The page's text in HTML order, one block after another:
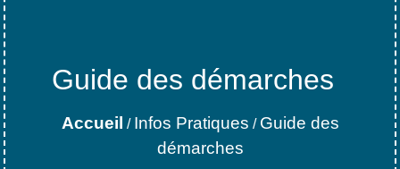
Guide des démarches
Accueil / Infos Pratiques / Guide des
démarches